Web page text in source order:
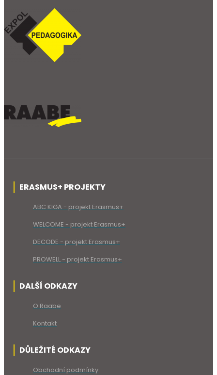
ERASMUS+ PROJEKTY
ABC KIGA - projekt Erasmus+
WELCOME - projekt Erasmus+
DECODE - projekt Erasmus+
PROWELL - projekt Erasmus+
DALŠÍ ODKAZY
O Raabe
Kontakt
DŮLEŽITÉ ODKAZY
Obchodní podmínky